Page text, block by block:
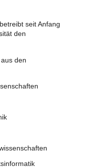
seit Anfang
den
den